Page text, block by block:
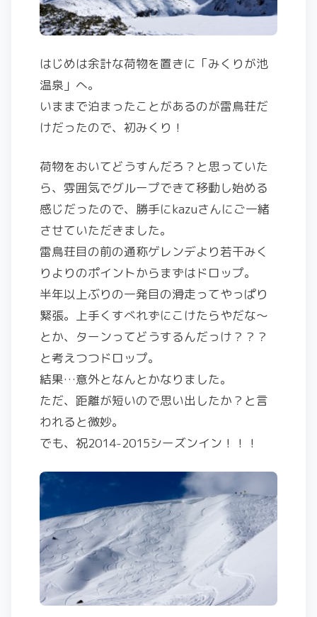
はじめは余計な荷物を置きに「みくりが池
温泉」へ。
いままで泊まったことがあるのが雷鳥荘だ
けだったので、初みくり！
荷物をおいてどうすんだろ？と思っていた
ら、雰囲気でグループできて移動し始める
感じだったので、勝手にkazuさんにご一緒
させていただきました。
雷鳥荘目の前の通称ゲレンデより若干みく
りよりのポイントからまずはドロップ。
半年以上ぶりの一発目の滑走ってやっぱり
緊張。上手くすべれずにこけたらやだな〜
とか、ターンってどうするんだっけ？？？
と考えつつドロップ。
結果…意外となんとかなりました。
ただ、距離が短いので思い出したか？と言
われると微妙。
でも、祝2014-2015シーズンイン！！！